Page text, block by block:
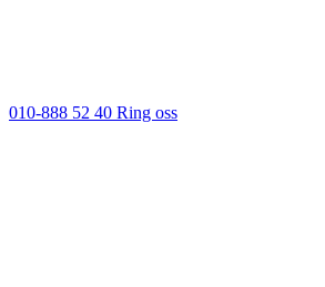
010-888 52 40 Ring oss